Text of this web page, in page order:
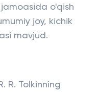
o'qish
joy, kichik
mavjud.
R. Tolkinning